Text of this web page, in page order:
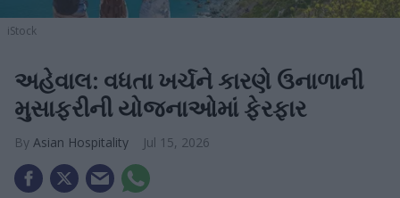
iStock
અહેવાલ: વધતા ખર્ચને કારણે ઉનાળાની
મુસાફરીની યોજનાઓમાં ફેરફાર
Asian Hospitality Jul 15, 2026